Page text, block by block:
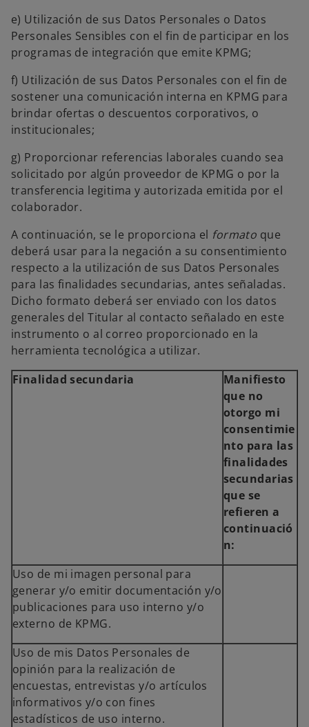
e) Utilización de sus Datos Personales o Datos
Personales Sensibles con el fin de participar en los
programas de integración que emite KPMG;
f) Utilización de sus Datos Personales con el fin de
sostener una comunicación interna en KPMG para
brindar ofertas o descuentos corporativos, o
institucionales;
g) Proporcionar referencias laborales cuando sea
solicitado por algún proveedor de KPMG o por la
transferencia legitima y autorizada emitida por el
colaborador.
A continuación, se le proporciona el formato que
deberá usar para la negación a su consentimiento
respecto a la utilización de sus Datos Personales
para las finalidades secundarias, antes señaladas.
Dicho formato deberá ser enviado con los datos
generales del Titular al contacto señalado en este
instrumento o al correo proporcionado en la
herramienta tecnológica a utilizar.
Finalidad secundaria
Manifiesto
que no
otorgo mi
consentimie
nto para las
finalidades
secundarias
que se
refieren a
continuació
n:
Uso de mi imagen personal para
generar y/o emitir documentación y/o
publicaciones para uso interno y/o
externo de KPMG.
Uso de mis Datos Personales de
opinión para la realización de
encuestas, entrevistas y/o artículos
informativos y/o con fines
estadísticos de uso interno.